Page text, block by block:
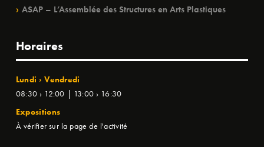
ASAP – L’Assemblée des Structures en Arts Plastiques
Horaires
Lundi › Vendredi
08:30 › 12:00 | 13:00 › 16:30
Expositions
À vérifier sur la page de l'activité